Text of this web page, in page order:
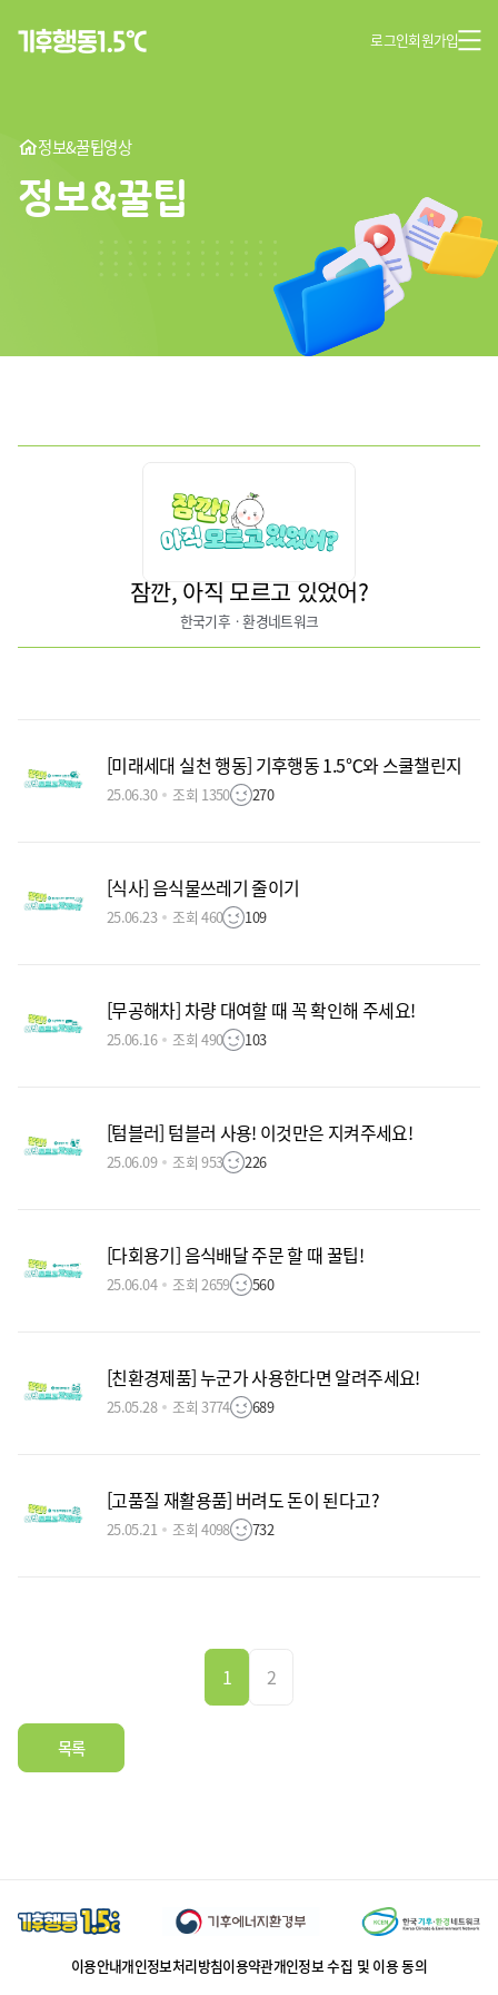
로그인회원가입
정보&꿀팁영상
정보&꿀팁
잠깐, 아직 모르고 있었어?
한국기후ㆍ환경네트워크
[미래세대 실천 행동] 기후행동 1.5℃와 스쿨챌린지
25.06.30 조회 1350 270
[식사] 음식물쓰레기 줄이기
25.06.23 조회 460 109
[무공해차] 차량 대여할 때 꼭 확인해 주세요!
25.06.16 조회 490 103
[텀블러] 텀블러 사용! 이것만은 지켜주세요!
25.06.09 조회 953 226
[다회용기] 음식배달 주문 할 때 꿀팁!
25.06.04 조회 2659 560
[친환경제품] 누군가 사용한다면 알려주세요!
25.05.28 조회 3774 689
[고품질 재활용품] 버려도 돈이 된다고?
25.05.21 조회 4098 732
1 2
목록
이용안내개인정보처리방침이용약관개인정보 수집 및 이용 동의